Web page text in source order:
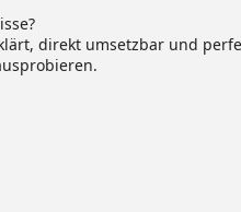
direkt umsetzbar und